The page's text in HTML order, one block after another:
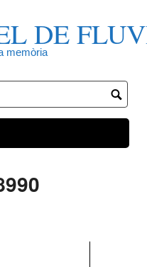
DE
memòria